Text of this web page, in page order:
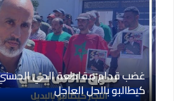
غضب قدام مقاطعة الحي
كيطالبو بالحل العاجل